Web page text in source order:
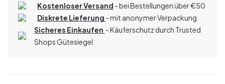
Kostenloser Versand - bei Bestellungen über€50
Diskrete Lieferung - mit anonymer Verpackung
Sicheres Einkaufen - Käuferschutz durch Trusted
Shops Gütesiegel